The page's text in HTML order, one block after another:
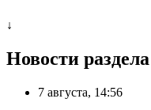
↓
Новости
7 августа, 14:56